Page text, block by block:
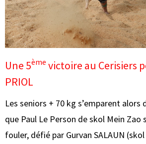
Une 5ème victoire au Cerisiers
PRIOL
Les seniors + 70 kg s’emparent alors
que Paul Le Person de skol Mein Zao
fouler, défié par Gurvan SALAUN